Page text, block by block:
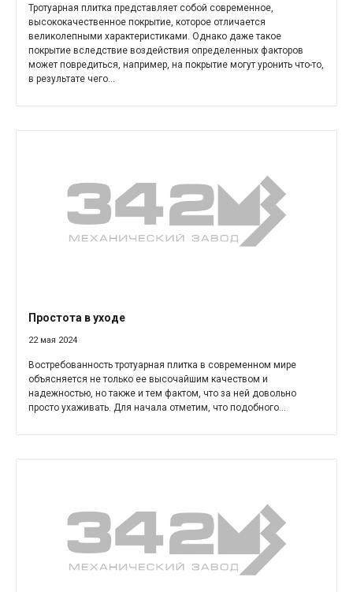
Тротуарная плитка представляет собой современное,
высококачественное покрытие, которое отличается
великолепными характеристиками. Однако даже такое
покрытие вследствие воздействия определенных факторов
может повредиться, например, на покрытие могут уронить что-то,
в результате чего...
Простота в уходе
22 мая 2024
Востребованность тротуарная плитка в современном мире
объясняется не только ее высочайшим качеством и
надежностью, но также и тем фактом, что за ней довольно
просто ухаживать. Для начала отметим, что подобного...